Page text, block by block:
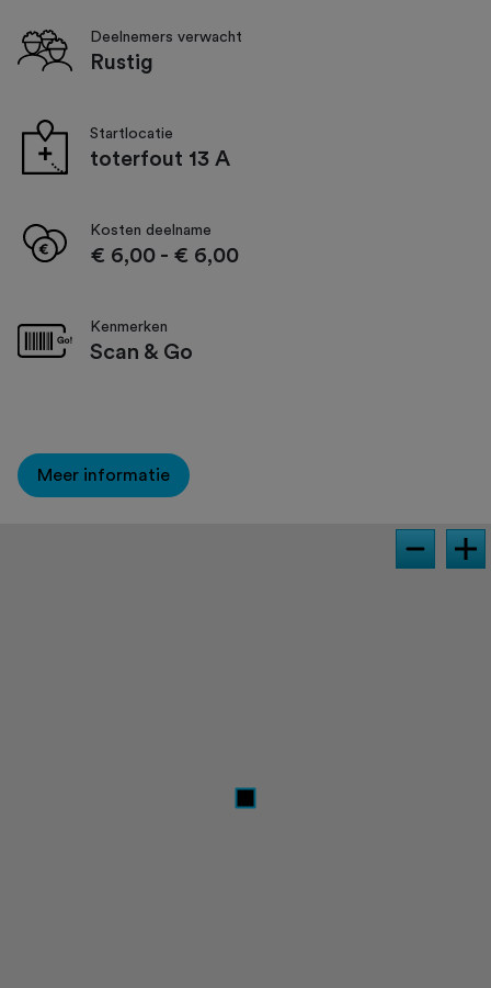
Deelnemers verwacht
Rustig
Startlocatie
toterfout 13 A
Kosten deelname
€ 6,00 - € 6,00
Kenmerken
Scan & Go
Meer informatie